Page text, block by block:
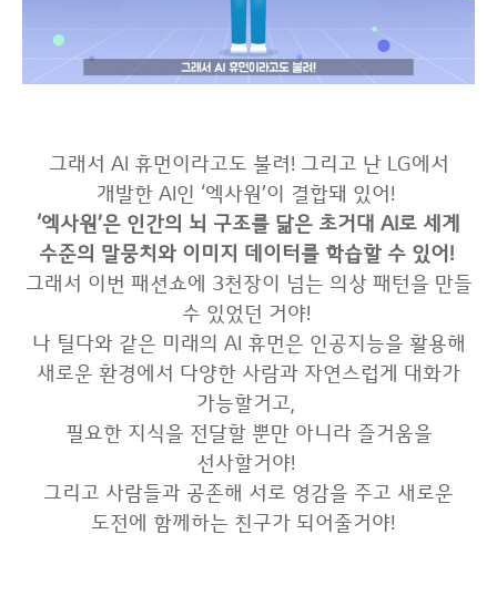
그래서 AI 휴먼이라고도 불려! 그리고 난 LG에서
개발한 AI인 ‘엑사원’이 결합돼 있어!
‘엑사원’은 인간의 뇌 구조를 닮은 초거대 AI로 세계
수준의 말뭉치와 이미지 데이터를 학습할 수 있어!
그래서 이번 패션쇼에 3천장이 넘는 의상 패턴을 만들
수 있었던 거야!
나 틸다와 같은 미래의 AI 휴먼은 인공지능을 활용해
새로운 환경에서 다양한 사람과 자연스럽게 대화가
가능할거고,
필요한 지식을 전달할 뿐만 아니라 즐거움을
선사할거야!
그리고 사람들과 공존해 서로 영감을 주고 새로운
도전에 함께하는 친구가 되어줄거야!